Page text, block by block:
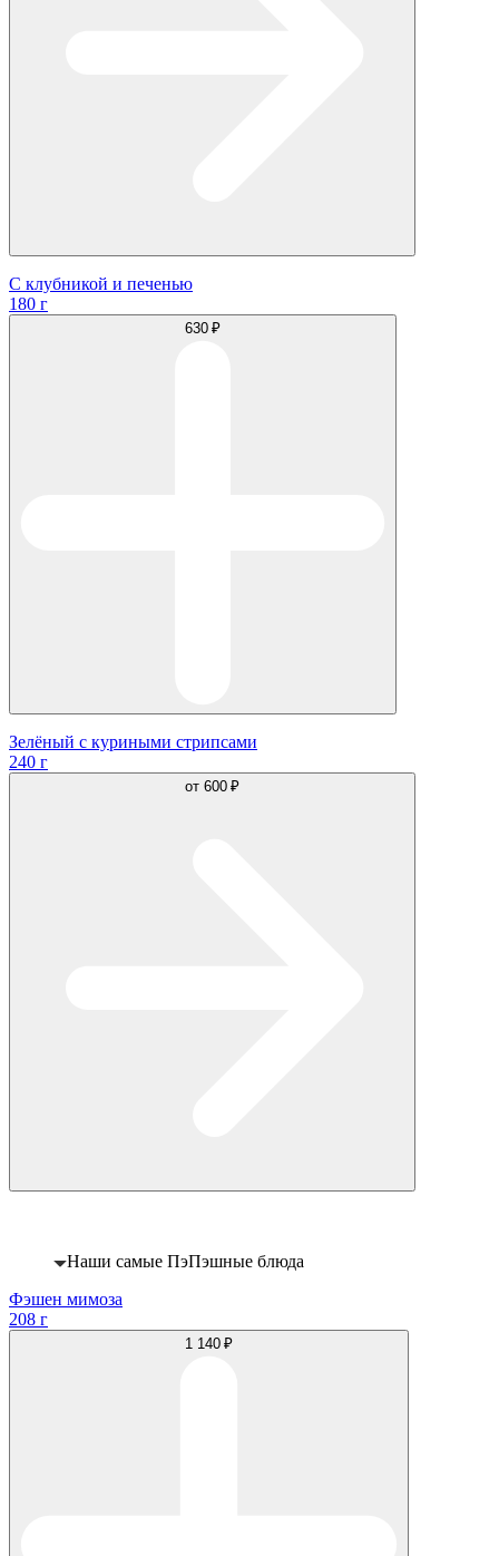
С клубникой и печенью
180 г
630 ₽
Зелёный с куриными стрипсами
240 г
от 600 ₽
Наши самые ПэПэшные блюда
Фэшен мимоза
208 г
1 140 ₽